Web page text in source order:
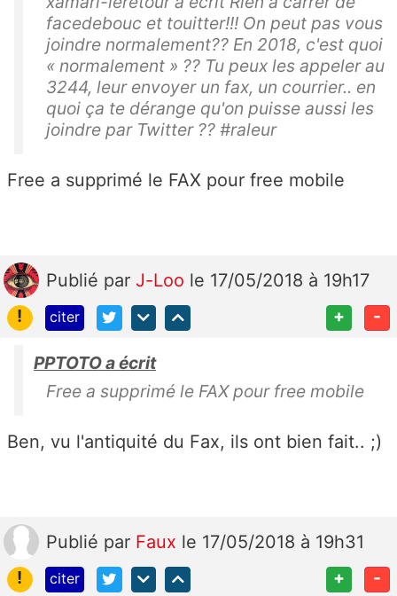
facedebouc et touitter!!! On peut pas vous
joindre normalement?? En 2018, c'est quoi
« normalement » ?? Tu peux les appeler au
3244, leur envoyer un fax, un courrier.. en
quoi ça te dérange qu'on puisse aussi les
joindre par Twitter ?? #raleur
Free a supprimé le FAX pour free mobile
Publié par J-Loo le 17/05/2018 à 19h17
!
citer + -
PPTOTO a écrit
Free a supprimé le FAX pour free mobile
Ben, vu l'antiquité du Fax, ils ont bien fait.. ;)
Publié par Faux le 17/05/2018 à 19h31
!
citer + -